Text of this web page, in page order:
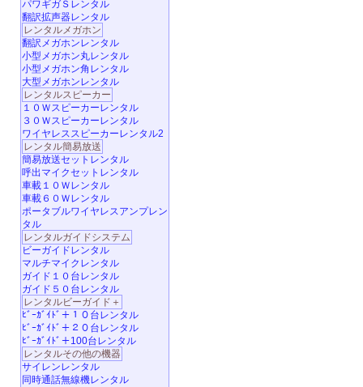
パワギガＳレンタル
翻訳拡声器レンタル
レンタルメガホン
翻訳メガホンレンタル
小型メガホン丸レンタル
小型メガホン角レンタル
大型メガホンレンタル
レンタルスピーカー
１０Ｗスピーカーレンタル
３０Ｗスピーカーレンタル
ワイヤレススピーカーレンタル2
レンタル簡易放送
簡易放送セットレンタル
呼出マイクセットレンタル
車載１０Ｗレンタル
車載６０Ｗレンタル
ポータブルワイヤレスアンプレン
タル
レンタルガイドシステム
ビーガイドレンタル
マルチマイクレンタル
ガイド１０台レンタル
ガイド５０台レンタル
レンタルビーガイド＋
ﾋﾞｰｶﾞｲﾄﾞ＋１０台レンタル
ﾋﾞｰｶﾞｲﾄﾞ＋２０台レンタル
ﾋﾞｰｶﾞｲﾄﾞ＋100台レンタル
レンタルその他の機器
サイレンレンタル
同時通話無線機レンタル